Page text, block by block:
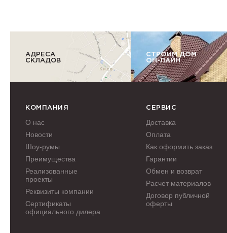
АДРЕСА
СКЛАДОВ
СТРОИМ ДОМ
ОН-ЛАЙН
КОМПАНИЯ
О нас
Новости
Шоу-румы
Преимущества
Реализованные
проекты
Реквизиты компании
Сертификаты
официального дилера
СЕРВИС
Доставка
Оплата
Как оформить заказ
Гарантии
Обмен и возврат
Расчет материалов
Договор публичной
оферты